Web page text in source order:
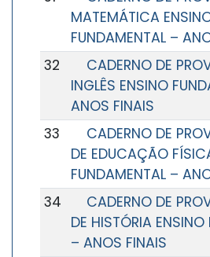
MATEMÁTICA
FUNDAMENTAL –
32
CADERNO DE
INGLÊS ENSINO
ANOS FINAIS
33
CADERNO DE
DE EDUCAÇÃO
FUNDAMENTAL –
34
CADERNO DE
DE HISTÓRIA
– ANOS FINAIS